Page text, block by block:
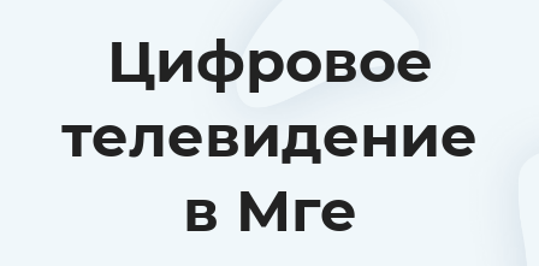
Цифровое
телевидение
в Мге